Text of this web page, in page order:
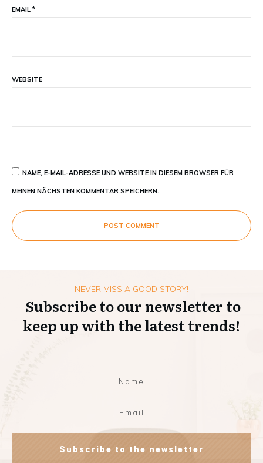
EMAIL *
WEBSITE
NAME, E-MAIL-ADRESSE UND WEBSITE IN DIESEM BROWSER FÜR
MEINEN NÄCHSTEN KOMMENTAR SPEICHERN.
POST COMMENT
NEVER MISS A GOOD STORY!
Subscribe to our newsletter to
keep up with the latest trends!
Subscribe to the newsletter